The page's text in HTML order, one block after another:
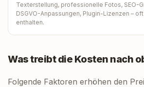
Texterstellung, professionelle Fotos, SEO-
DSGVO-Anpassungen, Plugin-Lizenzen –
enthalten.
Was treibt die Kosten nach
Folgende Faktoren erhöhen den